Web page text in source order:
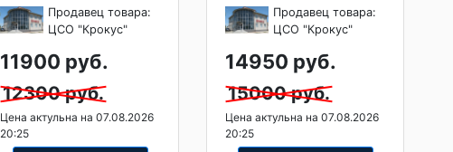
Продавец товара:
ЦСО "Крокус"
11900 руб.
12300 руб.
Цена актульна на 07.08.2026
20:25
Продавец товара:
ЦСО "Крокус"
14950 руб.
15000 руб.
Цена актульна на 07.08.2026
20:25